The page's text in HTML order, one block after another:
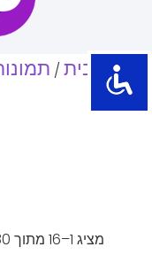
עמוד הבית /
מציג 1–16 מתוך 80 תוצאות